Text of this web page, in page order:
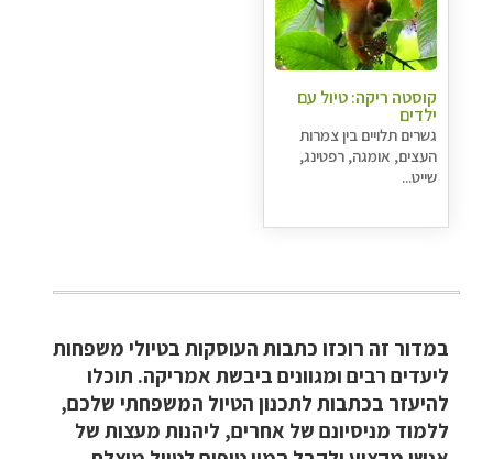
קוסטה ריקה: טיול עם
ילדים
גשרים תלויים בין צמרות
העצים, אומגה, רפטינג,
שייט...
במדור זה רוכזו כתבות העוסקות בטיולי משפחות
ליעדים רבים ומגוונים ביבשת אמריקה. תוכלו
להיעזר בכתבות לתכנון הטיול המשפחתי שלכם,
ללמוד מניסיונם של אחרים, ליהנות מעצות של